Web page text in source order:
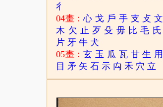
彳
04畫：心 戈 戶 手 支 攴 文
木 欠 止 歹 殳 毋 比 毛 氏
片 牙 牛 犬
05畫：玄 玉 瓜 瓦 甘 生 用
目 矛 矢 石 示 禸 禾 穴 立